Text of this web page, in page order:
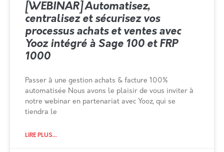
[WEBINAR] Automatisez,
centralisez et sécurisez vos
processus achats et ventes avec
Yooz intégré à Sage 100 et FRP
1000
Passer à une gestion achats & facture 100%
automatisée Nous avons le plaisir de vous inviter à
notre webinar en partenariat avec Yooz, qui se
tiendra le
LIRE PLUS...